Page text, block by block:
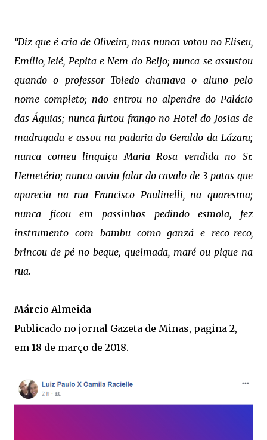
“Diz que é cria de Oliveira, mas nunca votou no Eliseu,
Emílio, Ieié, Pepita e Nem do Beijo; nunca se assustou
quando o professor Toledo chamava o aluno pelo
nome completo; não entrou no alpendre do Palácio
das Águias; nunca furtou frango no Hotel do Josias de
madrugada e assou na padaria do Geraldo da Lázara;
nunca comeu linguiça Maria Rosa vendida no Sr.
Hemetério; nunca ouviu falar do cavalo de 3 patas que
aparecia na rua Francisco Paulinelli, na quaresma;
nunca ficou em passinhos pedindo esmola, fez
instrumento com bambu como ganzá e reco-reco,
brincou de pé no beque, queimada, maré ou pique na
rua.
Márcio Almeida
Publicado no jornal Gazeta de Minas, pagina 2,
em 18 de março de 2018.